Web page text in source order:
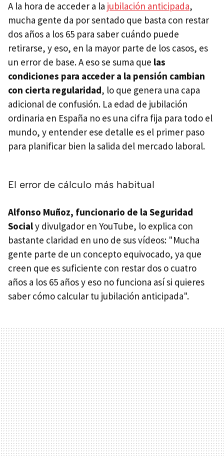
A la hora de acceder a la jubilación anticipada,
mucha gente da por sentado que basta con restar
dos años a los 65 para saber cuándo puede
retirarse, y eso, en la mayor parte de los casos, es
un error de base. A eso se suma que las
condiciones para acceder a la pensión cambian
con cierta regularidad, lo que genera una capa
adicional de confusión. La edad de jubilación
ordinaria en España no es una cifra fija para todo el
mundo, y entender ese detalle es el primer paso
para planificar bien la salida del mercado laboral.
El error de cálculo más habitual
Alfonso Muñoz, funcionario de la Seguridad
Socialy divulgador en YouTube, lo explica con
bastante claridad en uno de sus vídeos: "Mucha
gente parte de un concepto equivocado, ya que
creen que es suficiente con restar dos o cuatro
años a los 65 años y eso no funciona así si quieres
saber cómo calcular tu jubilación anticipada".